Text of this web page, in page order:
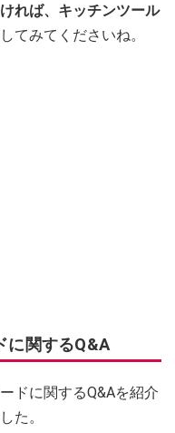
れば、キッチンツール
てみてくださいね。
に関するQ&A
ドに関するQ&Aを紹介
た。